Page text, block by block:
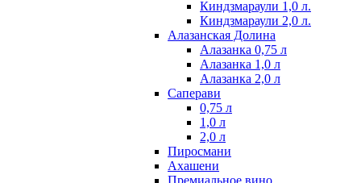
Киндзмараули 1,0 л.
Киндзмараули 2,0 л.
Алазанская Долина
Алазанка 0,75 л
Алазанка 1,0 л
Алазанка 2,0 л
Саперави
0,75 л
1,0 л
2,0 л
Пиросмани
Ахашени
Премиальное вино